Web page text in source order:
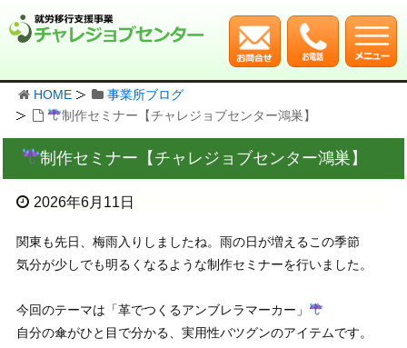
HOME
事業所ブログ
制作セミナー【チャレジョブセンター鴻巣】
制作セミナー【チャレジョブセンター鴻巣】
2026年6月11日
関東も先日、梅雨入りしましたね。雨の日が増えるこの季節
気分が少しでも明るくなるような制作セミナーを行いました。
今回のテーマは「革でつくるアンブレラマーカー」
自分の傘がひと目で分かる、実用性バツグンのアイテムです。